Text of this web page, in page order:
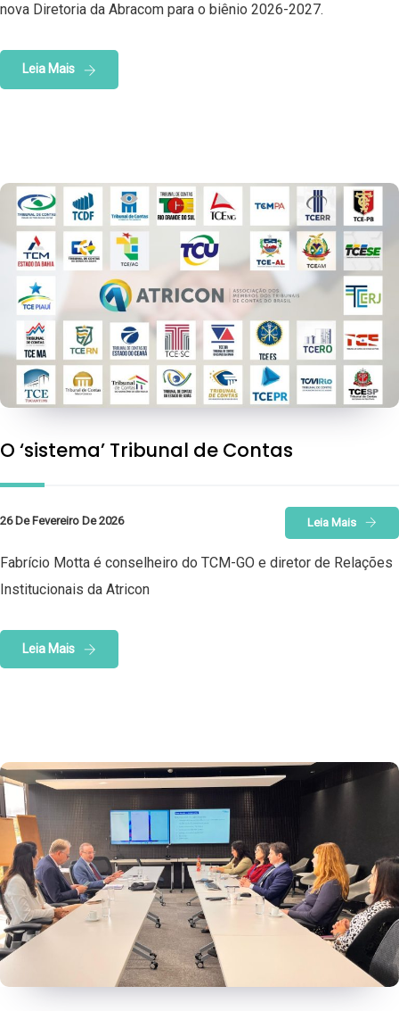
nova Diretoria da Abracom para o biênio 2026-2027.
Leia Mais
O ‘sistema’ Tribunal de Contas
26 De Fevereiro De 2026 Leia Mais
Fabrício Motta é conselheiro do TCM-GO e diretor de Relações
Institucionais da Atricon
Leia Mais